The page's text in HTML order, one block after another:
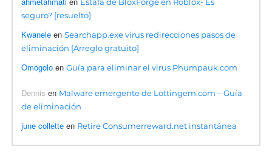
Estafa de BloxForge en Roblox- Es
seguro? [resuelto]
Kwanele enSearchapp.exe virus redirecciones pasos de
eliminación [Arreglo gratuito]
Omogolo enGuía para eliminar el virus Phumpauk.com
Dennis en Malware emergente de Lottingem.com – Guía
de eliminación
june collette en Retire Consumerreward.net instantánea